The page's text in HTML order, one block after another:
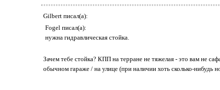
Gilbert писал(а):
Fogel писал(а):
нужна гидравлическая стойка.
Зачем тебе стойка? КПП на терране не тяжелая - это вам не
обычном гараже / на улице (при наличии хоть сколько-нибудь